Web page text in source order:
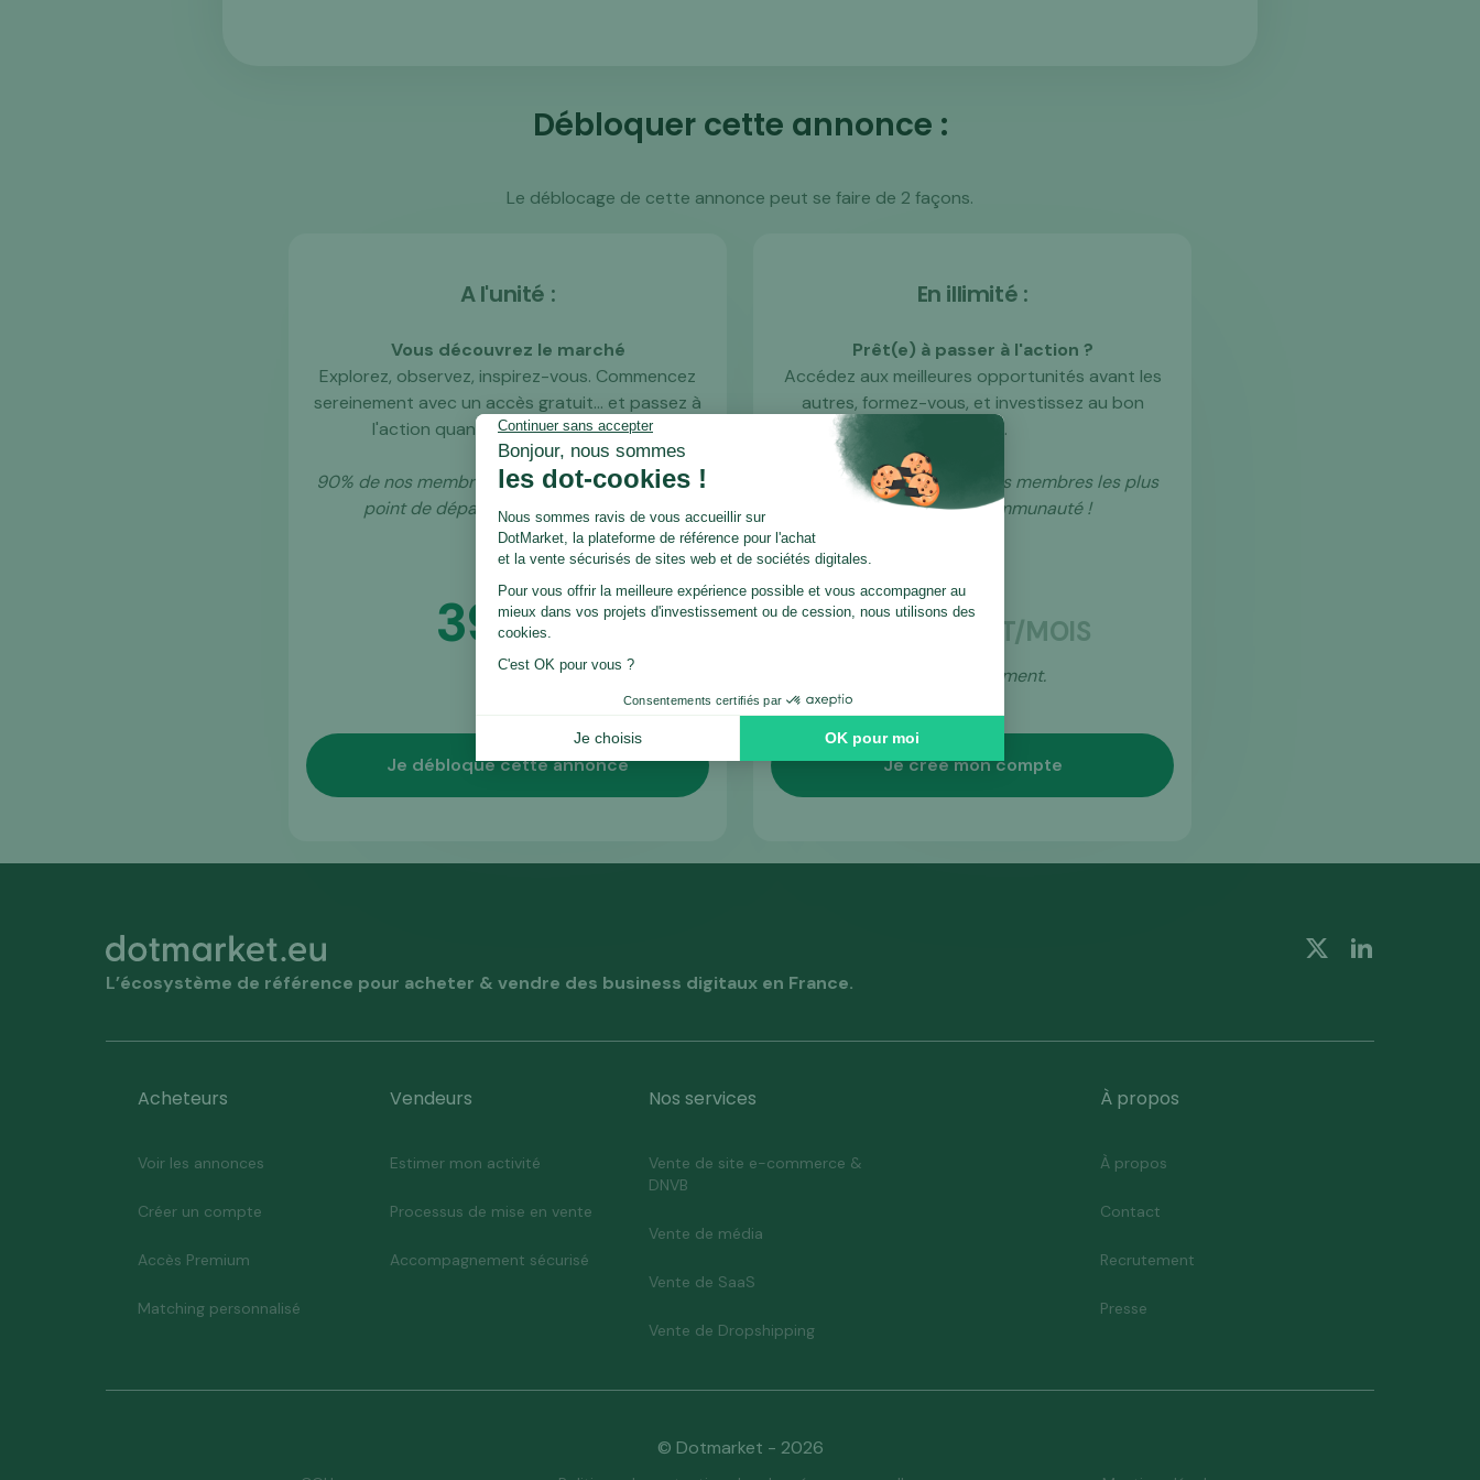
Débloquer cette annonce :
Le déblocage de cette annonce peut se faire de 2 façons.
A l'unité :
Vous découvrez le marché
Explorez, observez, inspirez-vous. Commencez
sereinement avec un accès gratuit... et passez à
l'action quand vous serez prêt(e).
90% de nos membres commencent ici ! C'est le
point de départ idéal pour préparer
39€HT
Je débloque cette annonce
En illimité :
Prêt(e) à passer à l'action ?
Accédez aux meilleures opportunités avant les
autres, formez-vous, et investissez au bon
moment.
C'est l'option choisie par les membres les plus
actifs de notre communauté !
59 € HT/MOIS
Sans engagement.
Je créé mon compte
L’écosystème de référence pour acheter & vendre des business digitaux en France.
Acheteurs
Voir les annonces
Créer un compte
Accès Premium
Matching personnalisé
Vendeurs
Estimer mon activité
Processus de mise en vente
Accompagnement sécurisé
Nos services
Vente de site e-commerce &
DNVB
Vente de média
Vente de SaaS
Vente de Dropshipping
À propos
À propos
Contact
Recrutement
Presse
© Dotmarket - 2026